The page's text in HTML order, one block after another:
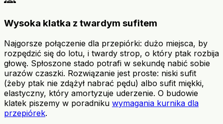
Wysoka klatka z twardym sufitem
Najgorsze połączenie dla przepiórki: dużo miejsca, by
rozpędzić się do lotu, i twardy strop, o który ptak rozbija
głowę. Spłoszone stado potrafi w sekundę nabić sobie
urazów czaszki. Rozwiązanie jest proste: niski sufit
(żeby ptak nie zdążył nabrać pędu) albo sufit miękki,
elastyczny, który amortyzuje uderzenie. O budowie
klatek piszemy w poradniku wymagania kurnika dla
przepiórek.